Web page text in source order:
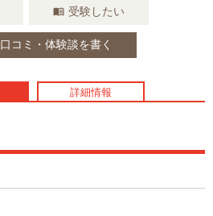
menu_book 受験したい
コミ・体験談を書く
詳細情報